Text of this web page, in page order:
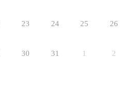
23 24 25 26
30 31 1 2